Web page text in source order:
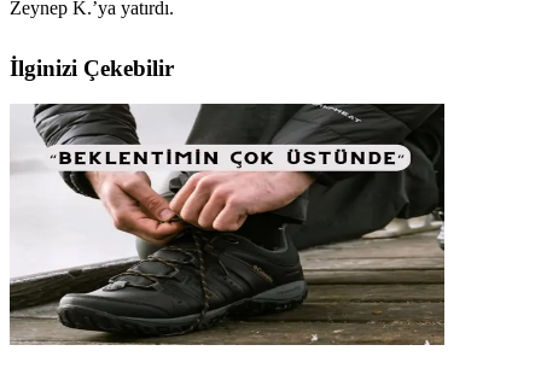
Zeynep K.’ya yatırdı.
İlginizi Çekebilir